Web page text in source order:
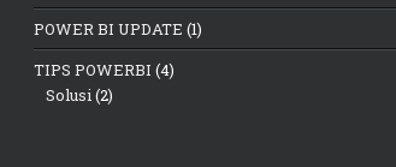
POWER BI UPDATE (1)
TIPS POWERBI (4)
Solusi(2)